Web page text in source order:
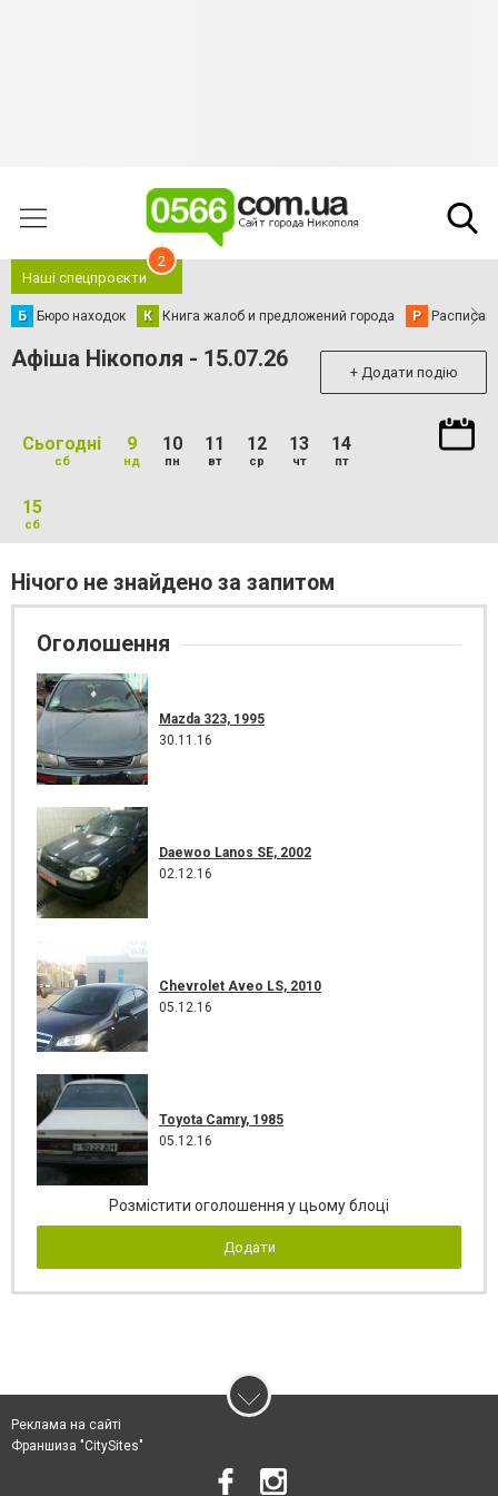
Наші спецпроєкти
2
Б Бюро находок К Книга жалоб и предложений города Р
Афіша Нікополя - 15.07.26 + Додати подію
Сьогодні
сб
9
нд
10
пн
11
вт
12
ср
13
чт
14
пт
15
сб
Нічого не знайдено за запитом
Оголошення
Mazda 323, 1995
30.11.16
Daewoo Lanos SE, 2002
02.12.16
Chevrolet Aveo LS, 2010
05.12.16
Toyota Camry, 1985
05.12.16
Розмістити оголошення у цьому блоці
Додати
Реклама на сайті
Франшиза "CitySites"